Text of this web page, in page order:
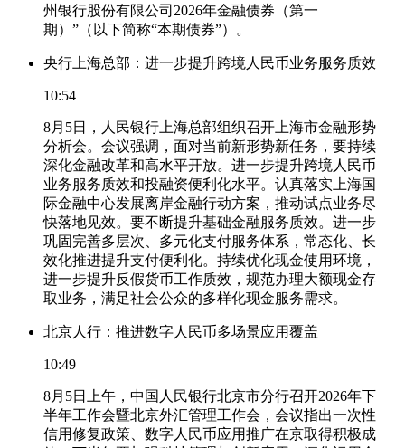
州银行股份有限公司2026年金融债券（第一
期）”（以下简称“本期债券”）。
央行上海总部：进一步提升跨境人民币业务服务质效
10:54
8月5日，人民银行上海总部组织召开上海市金融形势
分析会。会议强调，面对当前新形势新任务，要持续
深化金融改革和高水平开放。进一步提升跨境人民币
业务服务质效和投融资便利化水平。认真落实上海国
际金融中心发展离岸金融行动方案，推动试点业务尽
快落地见效。要不断提升基础金融服务质效。进一步
巩固完善多层次、多元化支付服务体系，常态化、长
效化推进提升支付便利化。持续优化现金使用环境，
进一步提升反假货币工作质效，规范办理大额现金存
取业务，满足社会公众的多样化现金服务需求。
北京人行：推进数字人民币多场景应用覆盖
10:49
8月5日上午，中国人民银行北京市分行召开2026年下
半年工作会暨北京外汇管理工作会，会议指出一次性
信用修复政策、数字人民币应用推广在京取得积极成